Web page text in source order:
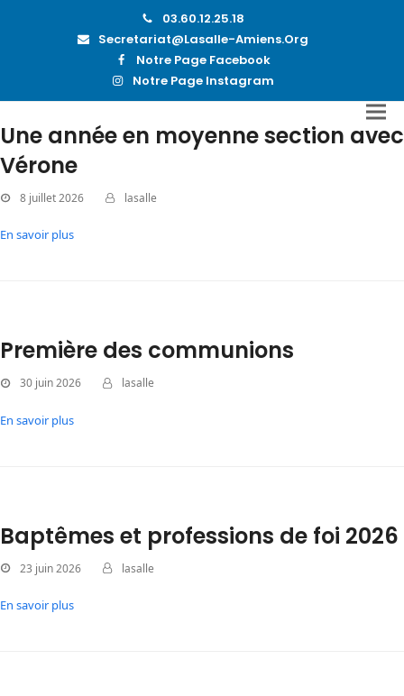
03.60.12.25.18
Secretariat@lasalle-Amiens.org
Notre Page Facebook
Notre Page Instagram
Une année en moyenne section avec
Vérone
8 juillet 2026 lasalle
En savoir plus
Première des communions
30 juin 2026 lasalle
En savoir plus
Baptêmes et professions de foi 2026
23 juin 2026 lasalle
En savoir plus